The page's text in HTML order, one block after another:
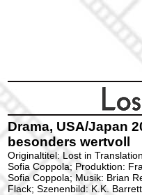
Drama, USA/Japan
besonders wertvoll
Originaltitel: Lost in
Sofia Coppola; Produktion:
Sofia Coppola; Musik: Brian
Flack; Szenenbild: K.K. Barrett